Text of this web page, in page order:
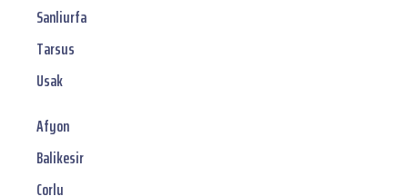
Sanliurfa
Tarsus
Usak
Afyon
Balikesir
Corlu